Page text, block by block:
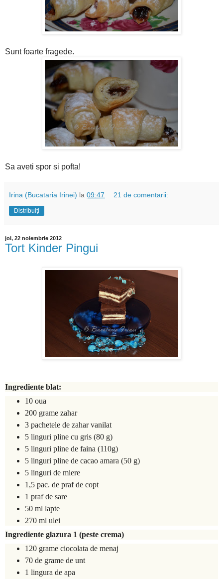
Sunt foarte fragede.
Sa aveti spor si pofta!
Irina (Bucataria Irinei) la 09:47 21 de comentarii:
Distribuiți
joi, 22 noiembrie 2012
Tort Kinder Pingui
Ingrediente blat:
10 oua
200 grame zahar
3 pachetele de zahar vanilat
5 linguri pline cu gris (80 g)
5 linguri pline de faina (110g)
5 linguri pline de cacao amara (50 g)
5 linguri de miere
1,5 pac. de praf de copt
1 praf de sare
50 ml lapte
270 ml ulei
Ingrediente glazura 1 (peste crema)
120 grame ciocolata de menaj
70 de grame de unt
1 lingura de apa